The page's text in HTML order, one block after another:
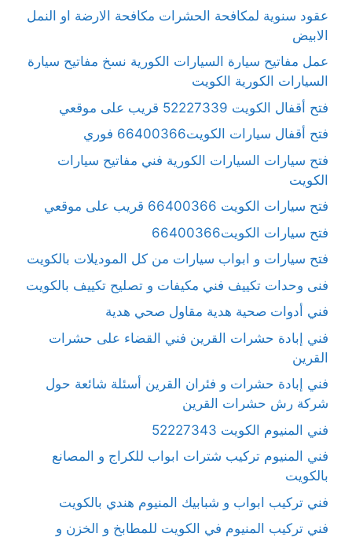
عقود سنوية لمكافحة الحشرات مكافحة الارضة او النمل
الابيض
عمل مفاتيح سيارة السيارات الكورية نسخ مفاتيح سيارة
السيارات الكورية الكويت
فتح أقفال الكويت 52227339 قريب على موقعي
فتح أقفال سيارات الكويت66400366 فوري
فتح سيارات السيارات الكورية فني مفاتيح سيارات
الكويت
فتح سيارات الكويت 66400366 قريب على موقعي
فتح سيارات الكويت66400366
فتح سيارات و ابواب سيارات من كل الموديلات بالكويت
فنى وحدات تكييف فني مكيفات و تصليح تكييف بالكويت
فني أدوات صحية هدية مقاول صحي هدية
فني إبادة حشرات القرين فني القضاء على حشرات
القرين
فني إبادة حشرات و فئران القرين أسئلة شائعة حول
شركة رش حشرات القرين
فني المنيوم الكويت 52227343
فني المنيوم تركيب شترات ابواب للكراج و المصانع
بالكويت
فني تركيب ابواب و شبابيك المنيوم هندي بالكويت
فني تركيب المنيوم في الكويت للمطابخ و الخزن و